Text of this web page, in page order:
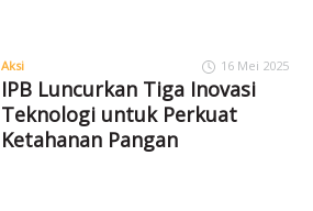
Aksi 16 Mei 2025
IPB Luncurkan Tiga Inovasi
Teknologi untuk Perkuat
Ketahanan Pangan